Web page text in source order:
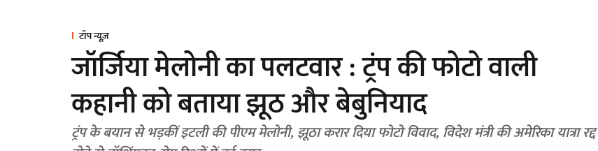
टॉप न्यूज़
जॉर्जिया मेलोनी का पलटवार : ट्रंप की फोटो वाली
कहानी को बताया झूठ और बेबुनियाद
ट्रंप के बयान से भड़कीं इटली की पीएम मेलोनी, झूठा करार दिया फोटो विवाद, विदेश मंत्री की अमेरिका यात्रा रद्द